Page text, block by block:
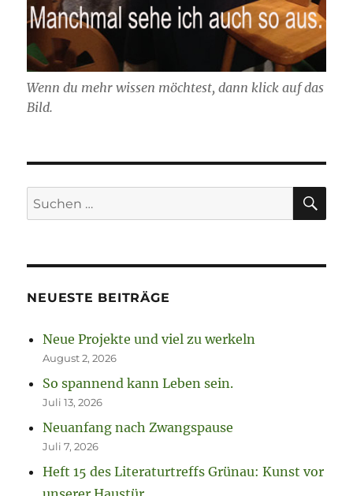
Wenn du mehr wissen möchtest, dann klick auf das
Bild.
Suchen
nach:
NEUESTE BEITRÄGE
Neue Projekte und viel zu werkeln
August 2, 2026
So spannend kann Leben sein.
Juli 13, 2026
Neuanfang nach Zwangspause
Juli 7, 2026
Heft 15 des Literaturtreffs Grünau: Kunst vor